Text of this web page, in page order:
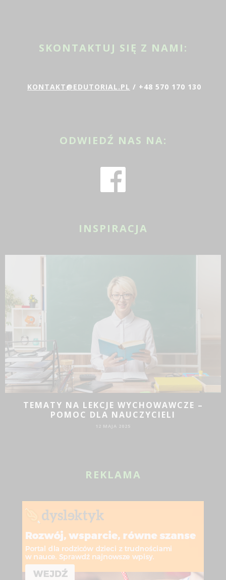
SKONTAKTUJ SIĘ Z NAMI:
KONTAKT@EDUTORIAL.PL / +48 570 170 130
ODWIEDŹ NAS NA:
INSPIRACJA
JAKIE DZIAŁANIA PROMOCYJNE SPRAWDZĄ
REKLAMA